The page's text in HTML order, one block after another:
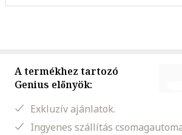
A termékhez tartozó
Genius előnyök:
Exkluzív ajánlatok.
Ingyenes szállítás